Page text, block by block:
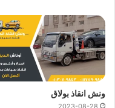
ونش انقاذ بولاق